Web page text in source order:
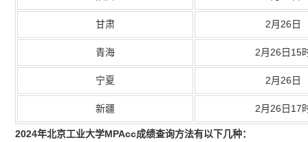
甘肃 2月26日
青海 2月26日15
宁夏 2月26日
新疆 2月26日17
2024年北京工业大学MPAcc成绩查询方法有以下几种：